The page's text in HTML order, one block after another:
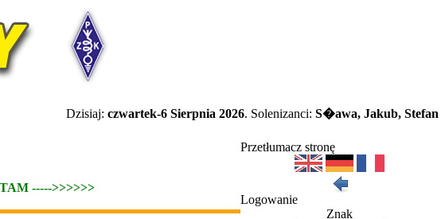
Dzisiaj: czwartek-6 Sierpnia 2026. Solenizanci: S�awa, Jakub, Stefan
----->>>>>>
Przetłumacz stronę
Logowanie
Znak